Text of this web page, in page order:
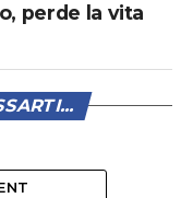
perde la vita